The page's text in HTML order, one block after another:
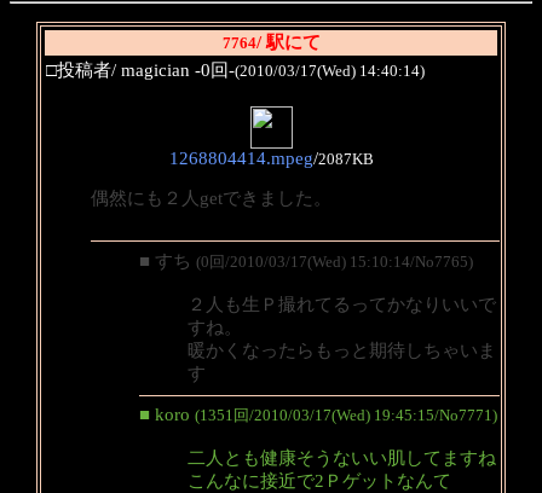
7764/ 駅にて
□投稿者/ magician -0回-(2010/03/17(Wed) 14:40:14)
1268804414.mpeg/2087KB
偶然にも２人getできました。
■ すち (0回/2010/03/17(Wed) 15:10:14/No7765)
２人も生Ｐ撮れてるってかなりいいで
すね。
暖かくなったらもっと期待しちゃいま
す
■ koro (1351回/2010/03/17(Wed) 19:45:15/No7771)
二人とも健康そうないい肌してますね
こんなに接近で2Ｐゲットなんて